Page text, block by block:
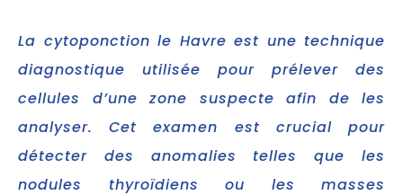
La cytoponction le Havre est une technique
diagnostique utilisée pour prélever des
cellules d’une zone suspecte afin de les
analyser. Cet examen est crucial pour
détecter des anomalies telles que les
nodules thyroïdiens ou les masses